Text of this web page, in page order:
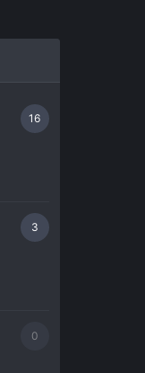
16
3
0